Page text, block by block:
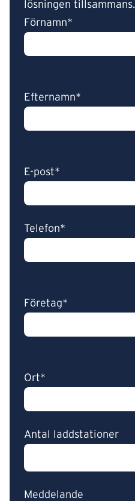
lösningen tillsammans.
Förnamn*
Efternamn*
E-post*
Telefon*
Företag*
Ort*
Antal laddstationer
Meddelande